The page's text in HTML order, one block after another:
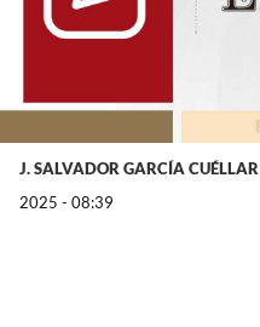
J. SALVADOR GARCÍA CUÉLLAR
2025 - 08:39